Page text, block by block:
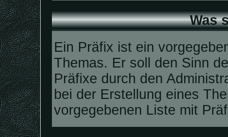
Was
Ein Präfix ist ein
Themas. Er soll den Sinn
Präfixe durch den
bei der Erstellung eines
vorgegebenen Liste mit